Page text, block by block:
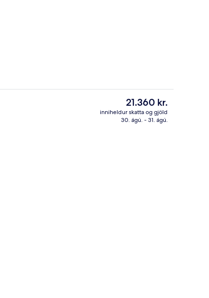
Hótelið að utanverðu
Núverandi
verð
er
21.360 kr.
inniheldur skatta og gjöld
30. ágú. - 31. ágú.